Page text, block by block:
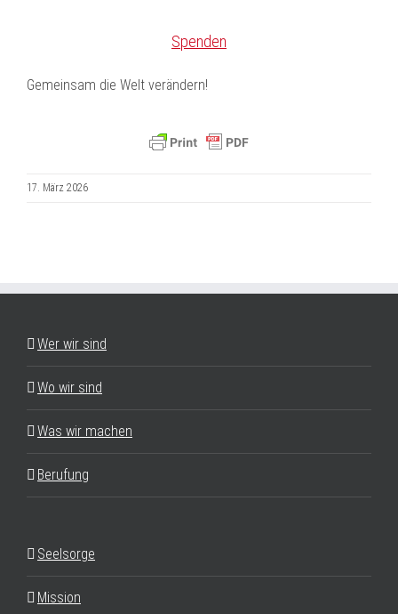
Spenden
Gemeinsam die Welt verändern!
17. März 2026
Wer wir sind
Wo wir sind
Was wir machen
Berufung
Seelsorge
Mission